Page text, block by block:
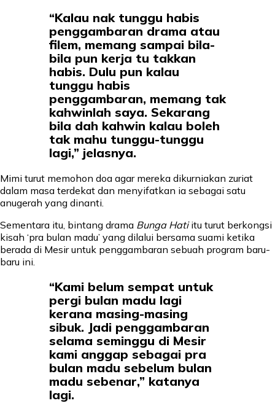
“Kalau nak tunggu habis
penggambaran drama atau
filem, memang sampai bila-
bila pun kerja tu takkan
habis. Dulu pun kalau
tunggu habis
penggambaran, memang tak
kahwinlah saya. Sekarang
bila dah kahwin kalau boleh
tak mahu tunggu-tunggu
lagi,” jelasnya.
Mimi turut memohon doa agar mereka dikurniakan zuriat
dalam masa terdekat dan menyifatkan ia sebagai satu
anugerah yang dinanti.
Sementara itu, bintang drama Bunga Hatiitu turut berkongsi
kisah ‘pra bulan madu’ yang dilalui bersama suami ketika
berada di Mesir untuk penggambaran sebuah program baru-
baru ini.
“Kami belum sempat untuk
pergi bulan madu lagi
kerana masing-masing
sibuk. Jadi penggambaran
selama seminggu di Mesir
kami anggap sebagai pra
bulan madu sebelum bulan
madu sebenar,” katanya
lagi.